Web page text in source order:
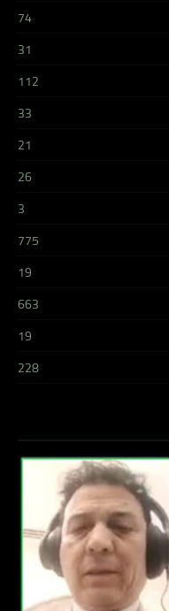
74
31
112
33
21
26
3
775
19
663
19
228